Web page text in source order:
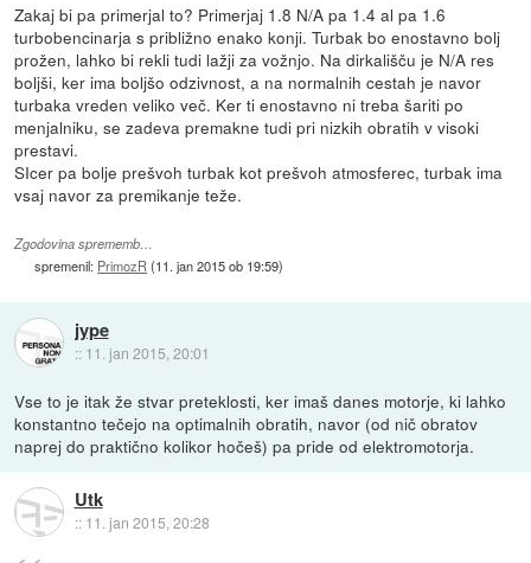
Zakaj bi pa primerjal to? Primerjaj 1.8 N/A pa 1.4 al pa 1.6
turbobencinarja s približno enako konji. Turbak bo enostavno bolj
prožen, lahko bi rekli tudi lažji za vožnjo. Na dirkališču je N/A res
boljši, ker ima boljšo odzivnost, a na normalnih cestah je navor
turbaka vreden veliko več. Ker ti enostavno ni treba šariti po
menjalniku, se zadeva premakne tudi pri nizkih obratih v visoki
prestavi.
SIcer pa bolje prešvoh turbak kot prešvoh atmosferec, turbak ima
vsaj navor za premikanje teže.
Zgodovina sprememb…
spremenil: PrimozR (11. jan 2015 ob 19:59)
jype
:: 11. jan 2015, 20:01
Vse to je itak že stvar preteklosti, ker imaš danes motorje, ki lahko
konstantno tečejo na optimalnih obratih, navor (od nič obratov
naprej do praktično kolikor hočeš) pa pride od elektromotorja.
Utk
:: 11. jan 2015, 20:28